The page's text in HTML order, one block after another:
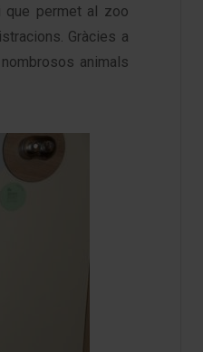
que permet al zoo
Gràcies a
animals